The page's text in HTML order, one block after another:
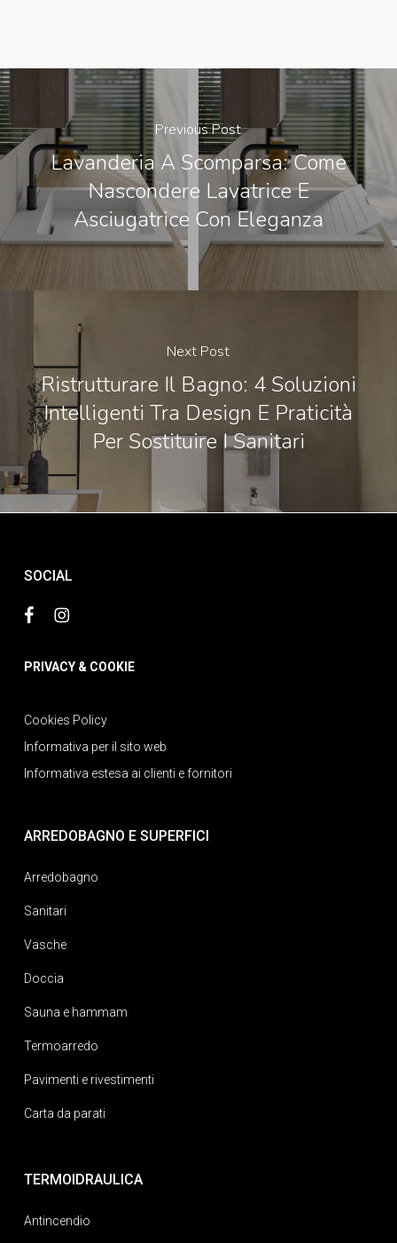
Previous Post
Lavanderia A Scomparsa: Come
Nascondere Lavatrice E
Asciugatrice Con Eleganza
Next Post
Ristrutturare Il Bagno: 4 Soluzioni
Intelligenti Tra Design E Praticità
Per Sostituire I Sanitari
SOCIAL
PRIVACY & COOKIE
Cookies Policy
Informativa per il sito web
Informativa estesa ai clienti e fornitori
ARREDOBAGNO E SUPERFICI
Arredobagno
Sanitari
Vasche
Doccia
Sauna e hammam
Termoarredo
Pavimenti e rivestimenti
Carta da parati
TERMOIDRAULICA
Antincendio